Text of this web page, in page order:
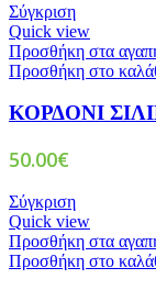
Σύγκριση
Quick view
Προσθήκη στα
Προσθήκη στο
ΚΟΡΔΟΝΙ
50.00€
Σύγκριση
Quick view
Προσθήκη στα
Προσθήκη στο